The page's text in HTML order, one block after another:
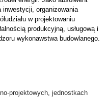
inwestycji, organizowania
w projektowaniu
produkcyjną, usługową i
wykonawstwa budowlanego.
projektowych, jednostkach